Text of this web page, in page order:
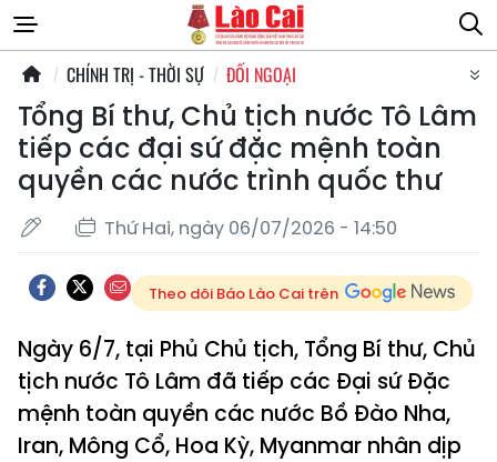
CHÍNH TRỊ - THỜI SỰ ĐỐI NGOẠI
Tổng Bí thư, Chủ tịch nước Tô Lâm
tiếp các đại sứ đặc mệnh toàn
quyền các nước trình quốc thư
Thứ Hai, ngày 06/07/2026 - 14:50
Theo dõi Báo Lào Cai trên
Ngày 6/7, tại Phủ Chủ tịch, Tổng Bí thư, Chủ
tịch nước Tô Lâm đã tiếp các Đại sứ Đặc
mệnh toàn quyền các nước Bồ Đào Nha,
Iran, Mông Cổ, Hoa Kỳ, Myanmar nhân dịp